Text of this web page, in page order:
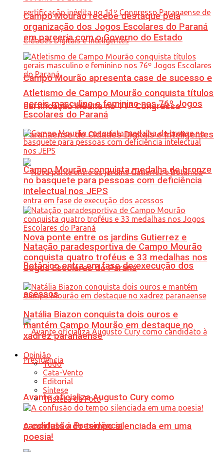
Campo Mourão apresenta case de sucesso e
certificação inédita no 11º Congresso
Paranaense de Cidades Digitais e Inteligentes
Nova ponte entre os jardins Gutierrez e
Botânico entra em fase de execução dos
acessos
Avante oficializa Augusto Cury como
candidato à Presidência
Campo Mourão recebe destaque pela
organização dos Jogos Escolares do Paraná
em parceria com o Governo do Estado
Atletismo de Campo Mourão conquista títulos
gerais masculino e feminino nos 76º Jogos
Escolares do Paraná
Campo Mourão conquista medalha de bronze
no basquete para pessoas com deficiência
intelectual nos JEPS
Natação paradesportiva de Campo Mourão
conquista quatro troféus e 33 medalhas nos
Jogos Escolares do Paraná
Natália Biazon conquista dois ouros e
mantém Campo Mourão em destaque no
xadrez paranaense
Opinião
Tudo
Cata-Vento
Editorial
Síntese
Tristeza da Foto
A confusão do tempo silenciada em uma
poesia!